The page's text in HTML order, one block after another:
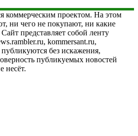
коммерческим проектом. На этом
ни чего не покупают, ни какие
представляет собой ленту
kommersant.ru,
без искажения,
публикуемых новостей
несёт.